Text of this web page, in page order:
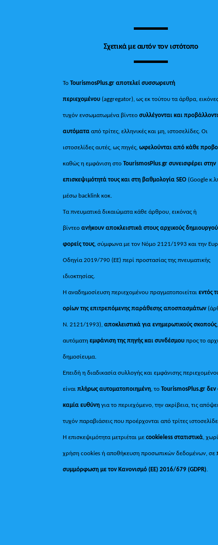
Σχετικά με αυτόν τον ιστότοπο
ΤοTourismosPlus.gr αποτελεί συσσωρευτή
περιεχομένου (aggregator), ως εκ τούτου τα άρθρα,
τυχόν ενσωματωμένα βίντεοσυλλέγονται και
αυτόματααπό τρίτες, ελληνικές και μη, ιστοσελίδες. Οι
ιστοσελίδες αυτές, ως πηγές,ωφελούνται από κάθε
καθώς η εμφάνιση στοTourismosPlus.gr συνεισφέρει στην
επισκεψιμότητά τους και στη βαθμολογία SEO (Google
μέσω backlink κοκ.
Τα πνευματικά δικαιώματα κάθε άρθρου, εικόνας ή
βίντεοανήκουν αποκλειστικά στους αρχικούς
φορείς τους, σύμφωνα με τον Νόμο 2121/1993 και την
Οδηγία 2019/790 (ΕΕ) περί προστασίας της πνευματικής
ιδιοκτησίας.
Η αναδημοσίευση περιεχομένου πραγματοποιείταιεντός
ορίων της επιτρεπόμενης παράθεσης αποσπασμάτων
Ν. 2121/1993), αποκλειστικά για ενημερωτικούς σκοπούς
αυτόματηεμφάνιση της πηγής και συνδέσμου προς το
δημοσίευμα.
Επειδή η διαδικασία συλλογής και εμφάνισης
είναιπλήρως αυτοματοποιημένη, τοTourismosPlus.gr δεν
καμία ευθύνη για το περιεχόμενο, την ακρίβεια, τις
τυχόν παραβιάσεις που προέρχονται από τρίτες
Η επισκεψιμότητα μετριέται μεcookieless στατιστικά,
χρήση cookies ή αποθήκευση προσωπικών δεδομένων, σε
συμμόρφωση με τον Κανονισμό (ΕΕ) 2016/679 (GDPR).